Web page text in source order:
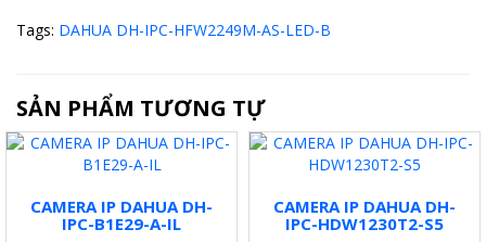
Tags: DAHUA DH-IPC-HFW2249M-AS-LED-B
SẢN PHẨM TƯƠNG TỰ
CAMERA IP DAHUA DH-
IPC-B1E29-A-IL
CAMERA IP DAHUA DH-
IPC-HDW1230T2-S5